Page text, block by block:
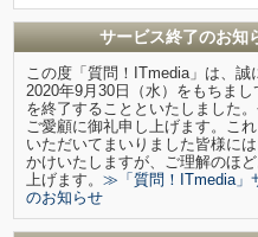
サービス終了のお知
この度「質問！ITmedia」は、誠
2020年9月30日（水）をもちまし
を終了することといたしました
ご愛顧に御礼申し上げます。こ
いただいてまいりました皆様に
かけいたしますが、ご理解のほ
上げます。 ≫「質問！ITmedia」
のお知らせ